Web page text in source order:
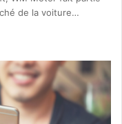
de la voiture…